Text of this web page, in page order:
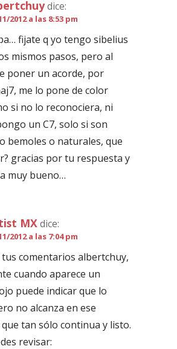
dice:
2012 a las 8:53 pm
fijate q yo tengo sibelius
mismos pasos, pero al
poner un acorde, por
me lo pone de color
si no lo reconociera, ni
un C7, solo si son
bemoles o naturales, que
gracias por tu respuesta y
muy bueno…
MXdice:
2012 a las 7:04 pm
comentarios albertchuy,
cuando aparece un
puede indicar que lo
no alcanza en ese
tan sólo continua y listo.
revisar: